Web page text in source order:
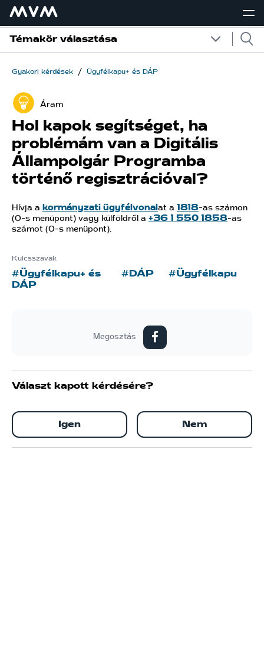
Témakör választása
Gyakori kérdések / Ügyfélkapu+ és DÁP
Áram
Hol kapok segítséget, ha
problémám van a Digitális
Állampolgár Programba
történő regisztrációval?
Megosztás
Hívja a kormányzati ügyfélvonal at a 1818-as számon
(0-s menüpont) vagy külföldről a +36 1 550 1858-as
számot (0-s menüpont).
Kulcsszavak
#Ügyfélkapu+ és
DÁP
#DÁP #Ügyfélkapu
Választ kapott kérdésére?
Igen Nem